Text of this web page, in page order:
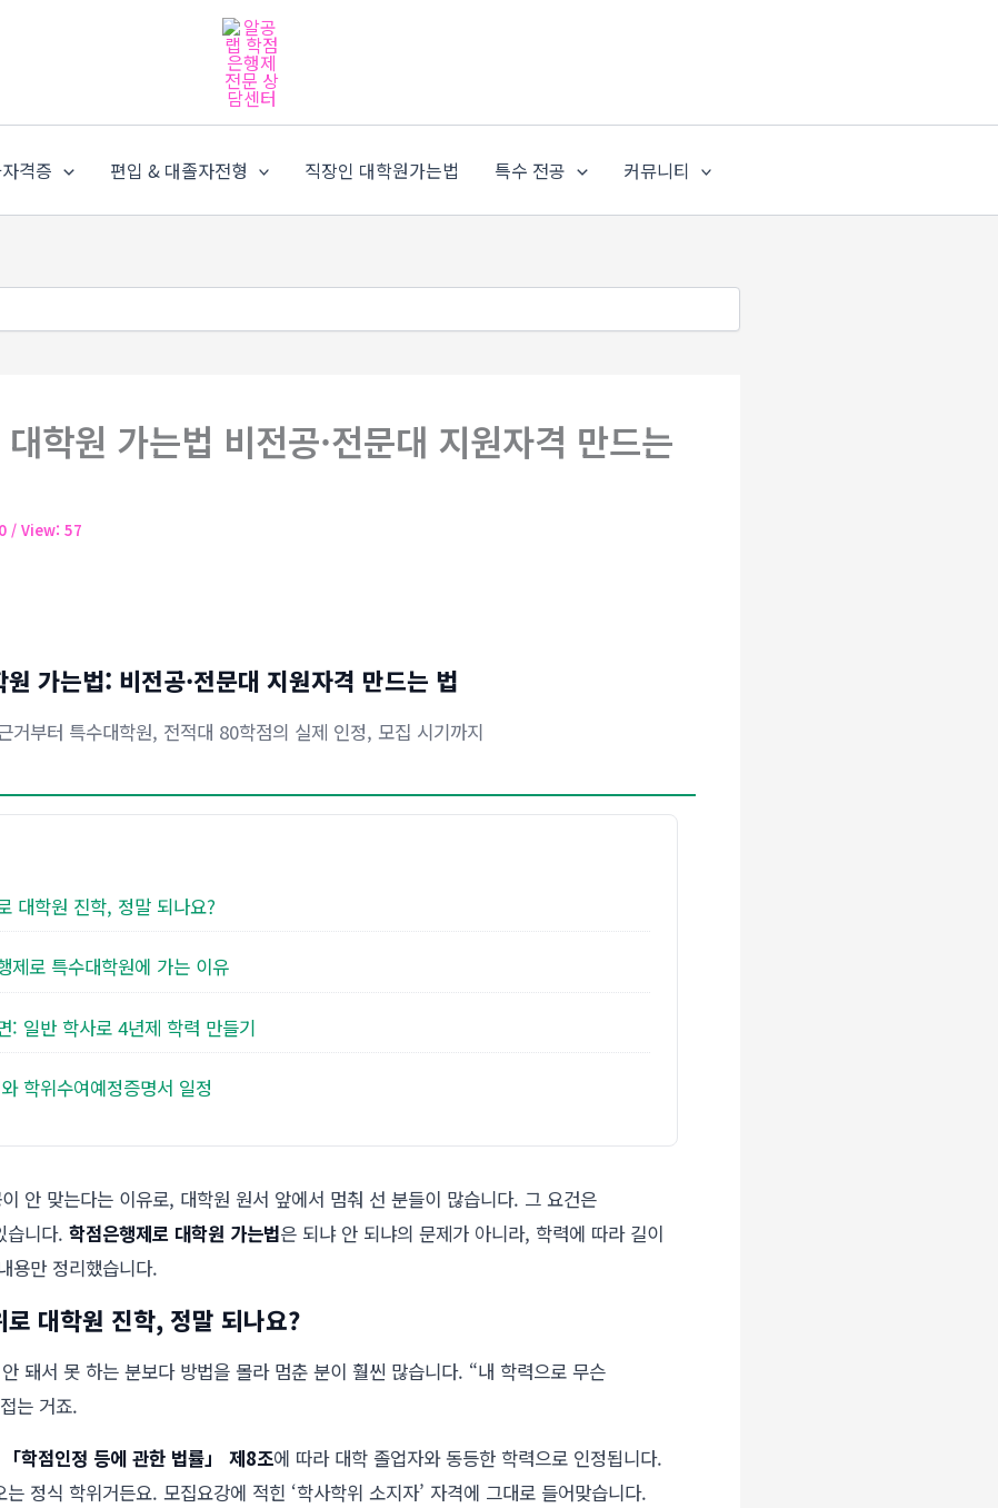
격증 편입 & 대졸자전형 직장인 대학원가는법 특수 전공 커뮤니티
학원 가는법 비전공·전문대 지원자격 만드는
/ View: 57
가는법: 비전공·전문대 지원자격 만드는 법
거부터 특수대학원, 전적대 80학점의 실제 인정, 모집 시기까지
대학원 진학, 정말 되나요?
제로 특수대학원에 가는 이유
: 일반 학사로 4년제 학력 만들기
학위수여예정증명서 일정
안 맞는다는 이유로, 대학원 원서 앞에서 멈춰 선 분들이 많습니다. 그 요건은
습니다. 학점은행제로 대학원 가는법은 되냐 안 되냐의 문제가 아니라, 학력에 따라 길이
용만 정리했습니다.
대학원 진학, 정말 되나요?
돼서 못 하는 분보다 방법을 몰라 멈춘 분이 훨씬 많습니다. “내 학력으로 무슨
는 거죠.
「학점인정 등에 관한 법률」 제8조에 따라 대학 졸업자와 동등한 학력으로 인정됩니다.
정식 학위거든요. 모집요강에 적힌 ‘학사학위 소지자’ 자격에 그대로 들어맞습니다.